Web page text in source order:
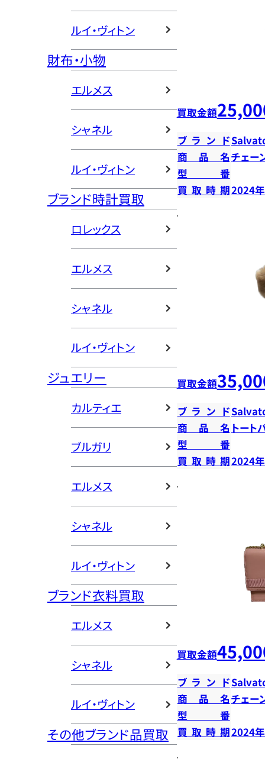
ルイ・ヴィトン
財布・小物
エルメス
シャネル
ルイ・ヴィトン
ブランド時計買取
ロレックス
エルメス
シャネル
ルイ・ヴィトン
ジュエリー
カルティエ
ブルガリ
エルメス
シャネル
ルイ・ヴィトン
ブランド衣料買取
エルメス
シャネル
ルイ・ヴィトン
その他ブランド品買取
買取金額
ブランド
商品名チェー
型番
買取時期2024
買取金額
ブランド
商品名 トート
型番
買取時期2024
買取金額
ブランド
商品名チェー
型番
買取時期2024